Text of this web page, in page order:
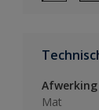
Afwerking
Mat